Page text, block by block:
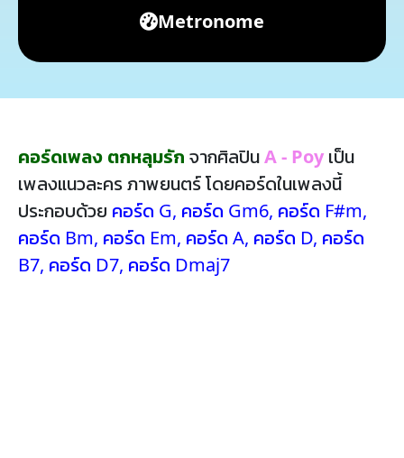
Metronome
คอร์ดเพลง ตกหลุมรัก จากศิลปินA - Poyเป็น
เพลงแนวละคร ภาพยนตร์ โดยคอร์ดในเพลงนี้
ประกอบด้วย คอร์ด G, คอร์ด Gm6, คอร์ด F#m,
คอร์ด Bm, คอร์ด Em, คอร์ด A, คอร์ด D, คอร์ด
B7, คอร์ด D7, คอร์ด Dmaj7